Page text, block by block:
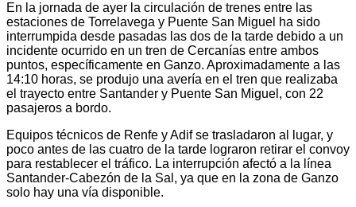
En la jornada de ayer la circulación de trenes entre las
estaciones de Torrelavega y Puente San Miguel ha sido
interrumpida desde pasadas las dos de la tarde debido a un
incidente ocurrido en un tren de Cercanías entre ambos
puntos, específicamente en Ganzo. Aproximadamente a las
14:10 horas, se produjo una avería en el tren que realizaba
el trayecto entre Santander y Puente San Miguel, con 22
pasajeros a bordo.
Equipos técnicos de Renfe y Adif se trasladaron al lugar, y
poco antes de las cuatro de la tarde lograron retirar el convoy
para restablecer el tráfico. La interrupción afectó a la línea
Santander-Cabezón de la Sal, ya que en la zona de Ganzo
solo hay una vía disponible.